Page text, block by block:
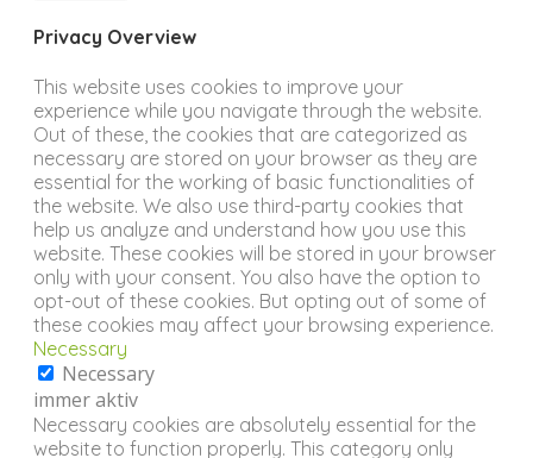
Privacy Overview
This website uses cookies to improve your
experience while you navigate through the website.
Out of these, the cookies that are categorized as
necessary are stored on your browser as they are
essential for the working of basic functionalities of
the website. We also use third-party cookies that
help us analyze and understand how you use this
website. These cookies will be stored in your browser
only with your consent. You also have the option to
opt-out of these cookies. But opting out of some of
these cookies may affect your browsing experience.
Necessary
Necessary
immer aktiv
Necessary cookies are absolutely essential for the
website to function properly. This category only